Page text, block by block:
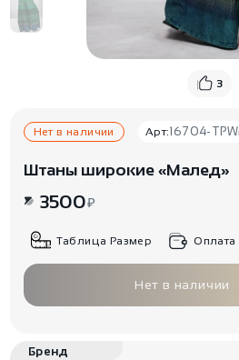
3
Нет в наличии Арт:16704-TPW
Штаны широкие «Малед»
3500₽
Таблица Размер Оплата
Нет в наличии
Бренд